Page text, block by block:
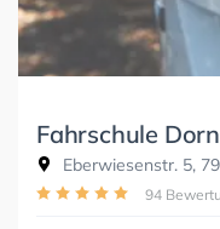
Fahrschule
Eberwiesenstr. 5,
94